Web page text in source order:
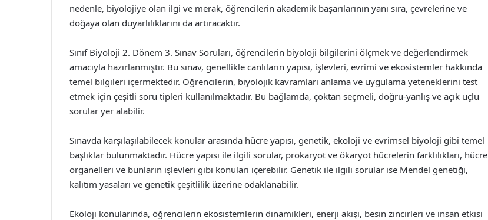
nedenle, biyolojiye olan ilgi ve merak, öğrencilerin akademik başarılarının yanı sıra, çevrelerine ve
doğaya olan duyarlılıklarını da artıracaktır.
Sınıf Biyoloji 2. Dönem 3. Sınav Soruları, öğrencilerin biyoloji bilgilerini ölçmek ve değerlendirmek
amacıyla hazırlanmıştır. Bu sınav, genellikle canlıların yapısı, işlevleri, evrimi ve ekosistemler hakkında
temel bilgileri içermektedir. Öğrencilerin, biyolojik kavramları anlama ve uygulama yeteneklerini test
etmek için çeşitli soru tipleri kullanılmaktadır. Bu bağlamda, çoktan seçmeli, doğru-yanlış ve açık uçlu
sorular yer alabilir.
Sınavda karşılaşılabilecek konular arasında hücre yapısı, genetik, ekoloji ve evrimsel biyoloji gibi temel
başlıklar bulunmaktadır. Hücre yapısı ile ilgili sorular, prokaryot ve ökaryot hücrelerin farklılıkları, hücre
organelleri ve bunların işlevleri gibi konuları içerebilir. Genetik ile ilgili sorular ise Mendel genetiği,
kalıtım yasaları ve genetik çeşitlilik üzerine odaklanabilir.
Ekoloji konularında, öğrencilerin ekosistemlerin dinamikleri, enerji akışı, besin zincirleri ve insan etkisi